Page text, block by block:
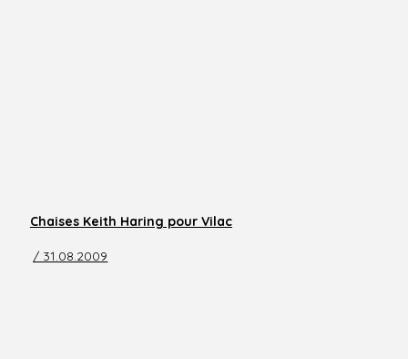
Chaises Keith Haring pour Vilac
/ 31.08.2009